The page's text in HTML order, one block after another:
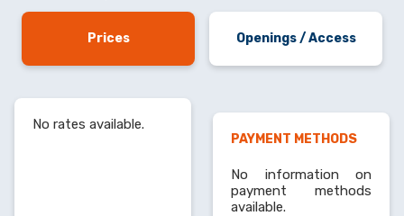
Prices Openings / Access
No rates available.
PAYMENT METHODS
No information on
payment methods
available.